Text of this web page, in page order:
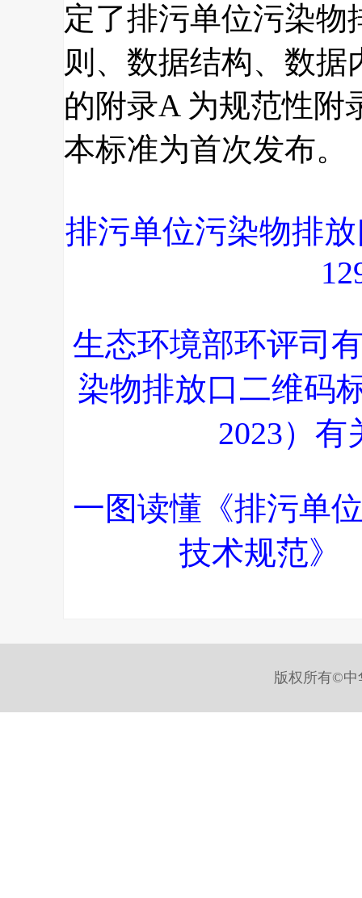
定了排污单位污染
则、数据结构、数
的附录A 为规范性附
本标准为首次发布。
排污单位污染物排
生态环境部环评司
染物排放口二维码
2023）
一图读懂《排污单
技术规范》
版权所有©中